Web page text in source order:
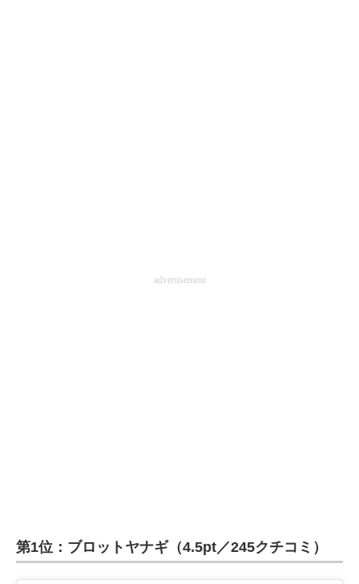
advertisement
第1位：ブロットヤナギ（4.5pt／245クチコミ）